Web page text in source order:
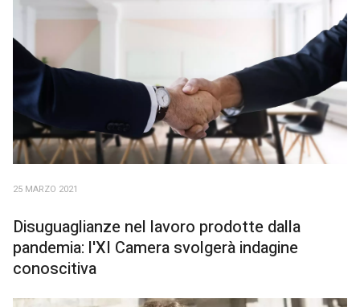
25 MARZO 2021
Disuguaglianze nel lavoro prodotte dalla
pandemia: l'XI Camera svolgerà indagine
conoscitiva